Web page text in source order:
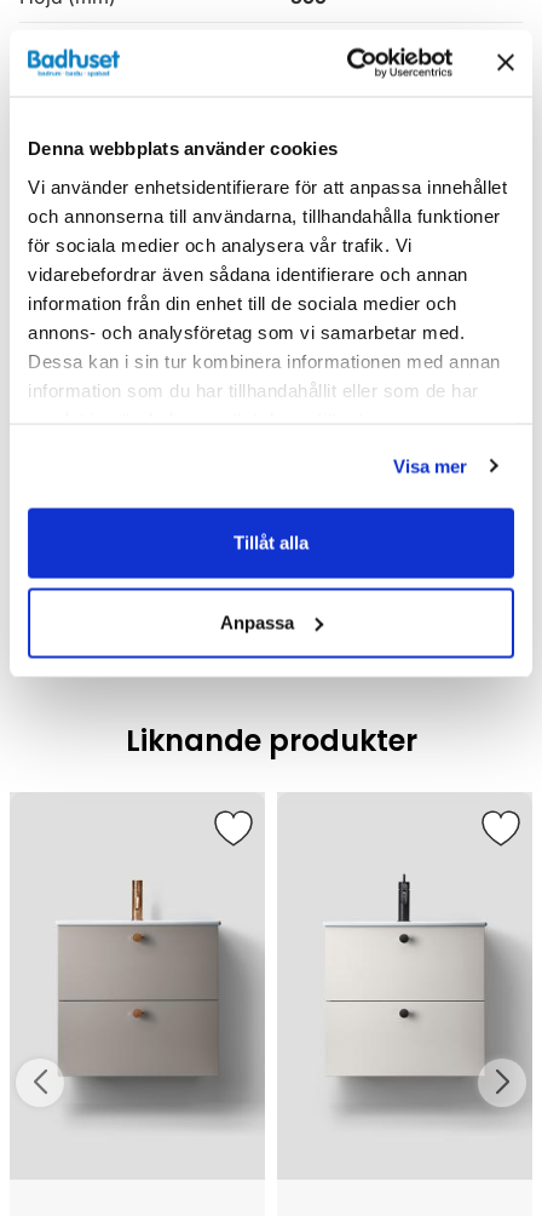
Denna webbplats använder cookies
Vi använder enhetsidentifierare för att anpassa innehållet
och annonserna till användarna, tillhandahålla funktioner
för sociala medier och analysera vår trafik. Vi
vidarebefordrar även sådana identifierare och annan
information från din enhet till de sociala medier och
annons- och analysföretag som vi samarbetar med.
Dessa kan i sin tur kombinera informationen med annan
information som du har tillhandahållit eller som de har
Visa mer
Tillåt alla
Anpassa
Produkttyp Kommod
Varumärke Haven
SKU: hvv900000-33
MPN: 900000-33
Dokument
HAVEN-Skotselrad.pdf(287.02 KB
Kommod & Tvättställsskåp
Badrumsmöbler
Liknande produkter